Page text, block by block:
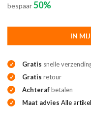
bespaar50%
IN
Gratis snelle
Gratis retour
Achterafbetalen
Maat advies Alle